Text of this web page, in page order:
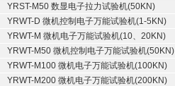
YRST-M50 数显电子拉力试验机(50KN)
YRWT-D 微机控制电子万能试验机(1-5KN)
YRWT-M 微机电子万能试验机(10、20KN)
YRWT-M50 微机控制电子万能试验机(50KN)
YRWT-M100 微机电子万能试验机(100KN)
YRWT-M200 微机电子万能试验机(200KN)